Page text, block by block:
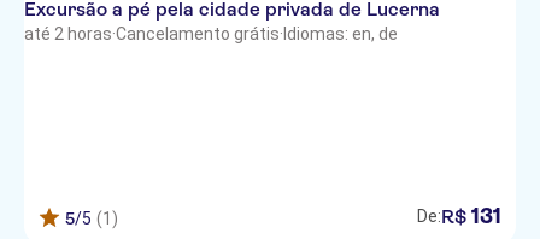
Excursão a pé pela cidade privada de Lucerna
até 2 horas·Cancelamento grátis· Idiomas: en, de
5/5 (1) De:R$ 131